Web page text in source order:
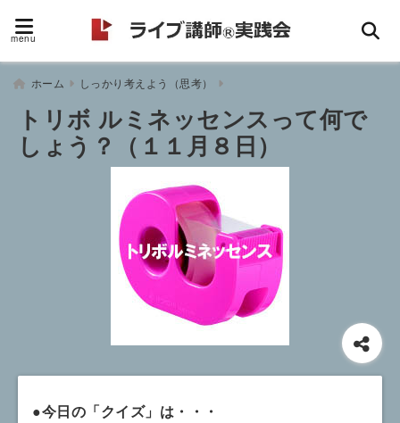
menu
ホーム しっかり考えよう（思考）
トリボ ルミネッセンスって何で
しょう？（１１月８日）
●今日の「クイズ」は・・・